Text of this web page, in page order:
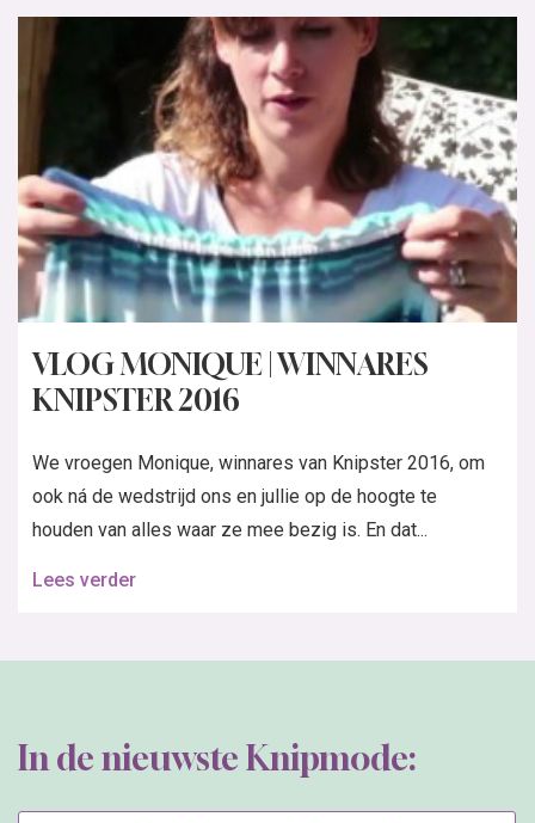
VLOG MONIQUE | WINNARES
KNIPSTER 2016
We vroegen Monique, winnares van Knipster 2016, om
ook ná de wedstrijd ons en jullie op de hoogte te
houden van alles waar ze mee bezig is. En dat...
Lees verder
In de nieuwste Knipmode: